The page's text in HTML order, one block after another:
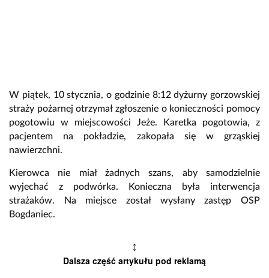
W piątek, 10 stycznia, o godzinie 8:12 dyżurny gorzowskiej
straży pożarnej otrzymał zgłoszenie o konieczności pomocy
pogotowiu w miejscowości Jeże. Karetka pogotowia, z
pacjentem na pokładzie, zakopała się w grząskiej
nawierzchni.
Kierowca nie miał żadnych szans, aby samodzielnie
wyjechać z podwórka. Konieczna była interwencja
strażaków. Na miejsce został wysłany zastęp OSP
Bogdaniec.
↕
Dalsza część artykułu pod reklamą